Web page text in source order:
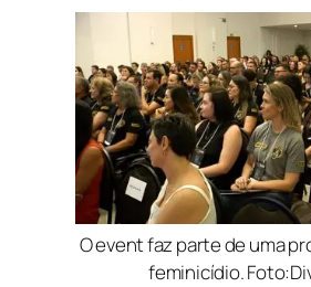
O event faz parte de uma
feminicídio.